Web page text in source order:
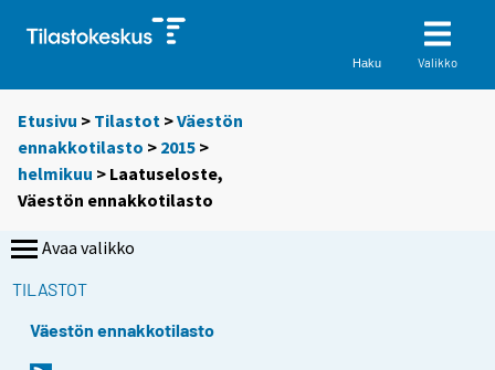
Haku Valikko
Etusivu > Tilastot >Väestön
ennakkotilasto > 2015 >
helmikuu > Laatuseloste,
Väestön ennakkotilasto
Avaa valikko
TILASTOT
Väestön ennakkotilasto